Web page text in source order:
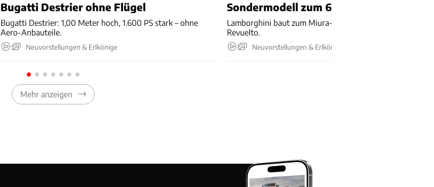
Bugatti Destrier ohne Flügel
Bugatti Destrier: 1,00 Meter hoch, 1.600 PS stark – ohne
Aero-Anbauteile.
Neuvorstellungen & Erlkönige
Sondermodell zum 60.
Lamborghini baut zum Miura-Geburtstag 99 Sonder-
Revuelto.
Neuvorstellungen & Erlkönige
Mehr anzeigen